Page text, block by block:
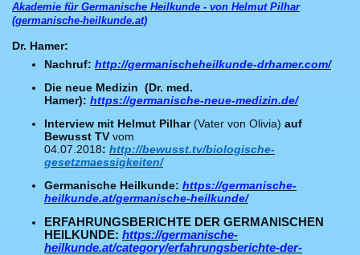
Akademie für Germanische Heilkunde - von Helmut Pilhar
(germanische-heilkunde.at)
Dr. Hamer:
Nachruf: http://germanischeheilkunde-drhamer.com/
Die neue Medizin (Dr. med.
Hamer): https://germanische-neue-medizin.de/
Interview mit Helmut Pilhar (Vater von Olivia) auf
Bewusst TV vom
04.07.2018: http://bewusst.tv/biologische-
gesetzmaessigkeiten/
Germanische Heilkunde: https://germanische-
heilkunde.at/germanische-heilkunde/
ERFAHRUNGSBERICHTE DER GERMANISCHEN
HEILKUNDE: https://germanische-
heilkunde.at/category/erfahrungsberichte-der-